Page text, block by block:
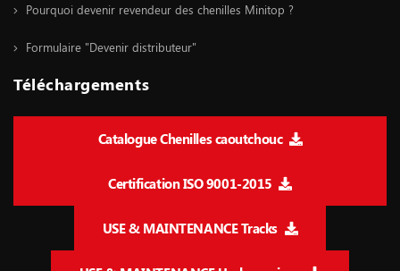
Pourquoi devenir revendeur des chenilles Minitop ?
Formulaire "Devenir distributeur"
Téléchargements
Catalogue Chenilles caoutchouc
Certification ISO 9001-2015
USE & MAINTENANCE Tracks